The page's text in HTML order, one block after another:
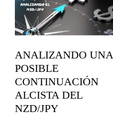
ANALIZANDO UNA
POSIBLE
CONTINUACIÓN
ALCISTA DEL
NZD/JPY